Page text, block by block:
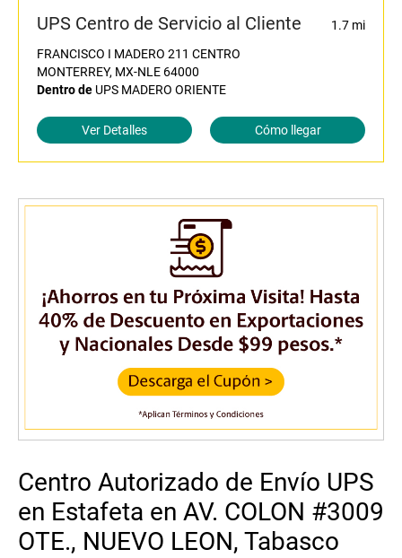
UPS Centro de Servicio al Cliente
1.7 mi
FRANCISCO I MADERO 211 CENTRO
MONTERREY, MX-NLE 64000
Dentro de UPS MADERO ORIENTE
Ver Detalles Cómo llegar
Centro Autorizado de Envío UPS
en Estafeta en AV. COLON #3009
OTE., NUEVO LEON, Tabasco